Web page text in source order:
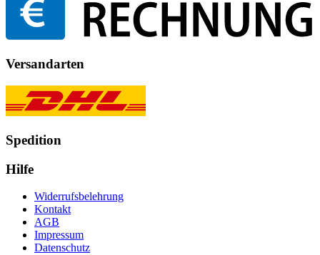
Versandarten
Spedition
Hilfe
Widerrufsbelehrung
Kontakt
AGB
Impressum
Datenschutz